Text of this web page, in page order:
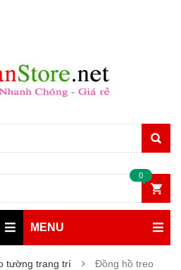
0
MENU
tường trang trí
Đồng hồ treo